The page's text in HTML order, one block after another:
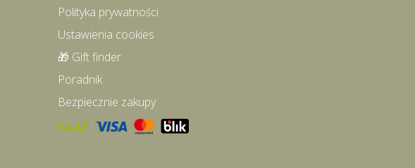
Polityka prywatności
Ustawienia cookies
🎁 Gift finder
Poradnik
Bezpiecznie zakupy